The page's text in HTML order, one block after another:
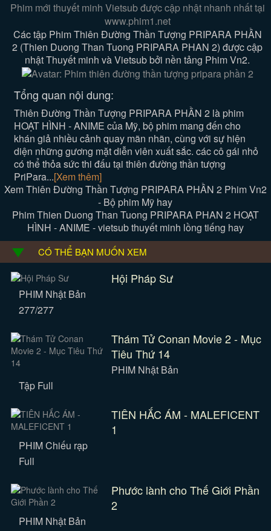
Phim mới thuyết minh Vietsub được cập nhật nhanh nhất tại
www.phim1.net
Các tập Phim Thiên Đường Thần Tượng PRIPARA PHẦN
2 (Thien Duong Than Tuong PRIPARA PHAN 2) được cập
nhật Thuyết minh và Vietsub bởi nền tảng Phim Vn2.
Tổng quan nội dung:
Thiên Đường Thần Tượng PRIPARA PHẦN 2 là phim
HOẠT HÌNH - ANIME của Mỹ, bộ phim mang đến cho
khán giả nhiều cảnh quay mãn nhãn, cùng với sự hiện
diện những gương mặt diễn viên xuất sắc. các cô gái nhỏ
có thể thỏa sức thi đấu tại thiên đường thần tượng
PriPara...[Xem thêm]
Xem Thiên Đường Thần Tượng PRIPARA PHẦN 2 Phim Vn2
- Bộ phim Mỹ hay
Phim Thien Duong Than Tuong PRIPARA PHAN 2 HOẠT
HÌNH - ANIME - vietsub thuyết minh lồng tiếng hay
CÓ THỂ BẠN MUỐN XEM
Hội Pháp Sư
PHIM Nhật Bản
277/277
Thám Tử Conan Movie 2 - Mục
Tiêu Thứ 14
PHIM Nhật Bản
Tập Full
TIÊN HẮC ÁM - MALEFICENT
1
PHIM Chiếu rạp
Full
Phước lành cho Thế Giới Phần
2
PHIM Nhật Bản